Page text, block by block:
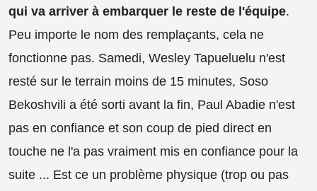
qui va arriver à embarquer le reste de l'équipe.
Peu importe le nom des remplaçants, cela ne
fonctionne pas. Samedi, Wesley Tapueluelu n'est
resté sur le terrain moins de 15 minutes, Soso
Bekoshvili a été sorti avant la fin, Paul Abadie n'est
pas en confiance et son coup de pied direct en
touche ne l'a pas vraiment mis en confiance pour la
suite ... Est ce un problème physique (trop ou pas